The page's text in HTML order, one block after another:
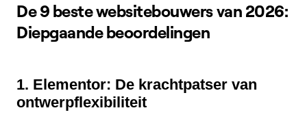
De 9 beste websitebouwers van 2026:
Diepgaande beoordelingen
1. Elementor: De krachtpatser van
ontwerpflexibiliteit